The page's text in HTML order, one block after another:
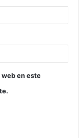
en este